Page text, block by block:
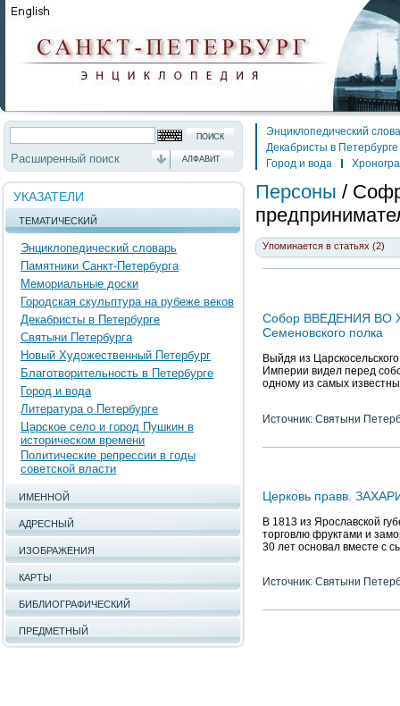
Расширенный поиск АЛФАВИТ
УКАЗАТЕЛИ
ТЕМАТИЧЕСКИЙ
Энциклопедический словарь
Памятники Санкт-Петербурга
Мемориальные доски
Городская скульптура на рубеже веков
Декабристы в Петербурге
Святыни Петербурга
Новый Художественный Петербург
Благотворительность в Петербурге
Город и вода
Литература о Петербурге
Царское село и город Пушкин в
историческом времени
Политические репрессии в годы
советской власти
ИМЕННОЙ
АДРЕСНЫЙ
ИЗОБРАЖЕНИЯ
КАРТЫ
БИБЛИОГРАФИЧЕСКИЙ
ПРЕДМЕТНЫЙ
Энциклопедический
Декабристы в Петербурге
Город и вода
Персоны /
Упоминается в статьях (2)
Собор ВВЕДЕНИЯ ВО
Семеновского полка
Выйдя из
Империи видел перед
одному из самых
Источник: Святыни
Церковь правв.
В 1813 из Ярославской
торговлю фруктами и
30 лет основал вместе с
Источник: Святыни